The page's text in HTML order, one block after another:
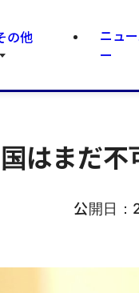
の他
ニュ
ー
はまだ不
公開日：